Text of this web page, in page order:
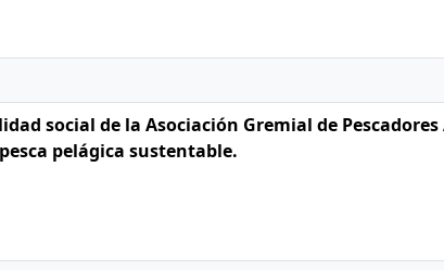
social de la Asociación Gremial de
pelágica sustentable.